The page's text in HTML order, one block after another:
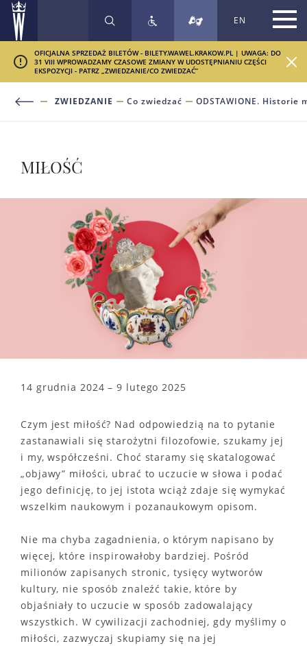
SZUKAJ EN
OFICJALNA SPRZEDAŻ BILETÓW - BILETY.WAWEL.KRAKOW.PL | UWAGA: DO
31 VIII WPROWADZAMY CZASOWE ZMIANY W UDOSTĘPNIANIU CZĘŚCI
EKSPOZYCJI - PATRZ „ZWIEDZANIE/CO ZWIEDZAĆ”
ZWIEDZANIE Co zwiedzać ODSTAWIONE. Historie
MIŁOŚĆ
14 grudnia 2024 – 9 lutego 2025
Czym jest miłość? Nad odpowiedzią na to pytanie
zastanawiali się starożytni filozofowie, szukamy jej
i my, współcześni. Choć staramy się skatalogować
„objawy” miłości, ubrać to uczucie w słowa i podać
jego definicję, to jej istota wciąż zdaje się wymykać
wszelkim naukowym i pozanaukowym opisom.
Nie ma chyba zagadnienia, o którym napisano by
więcej, które inspirowałoby bardziej. Pośród
milionów zapisanych stronic, tysięcy wytworów
kultury, nie sposób znaleźć takie, które by
objaśniały to uczucie w sposób zadowalający
wszystkich. W cywilizacji zachodniej, gdy myślimy o
miłości, zazwyczaj skupiamy się na jej